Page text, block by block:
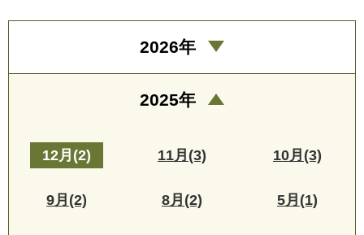
2026年
2025年
12月(2) 11月(3) 10月(3)
9月(2) 8月(2) 5月(1)